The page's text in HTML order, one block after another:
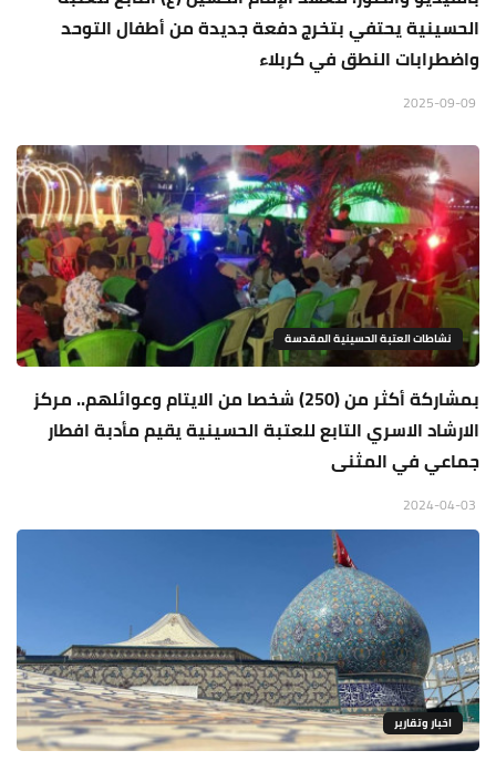
الحسينية يحتفي بتخرج دفعة جديدة من أطفال التوحد
واضطرابات النطق في كربلاء
نشاطات العتبة الحسينية المقدسة
بمشاركة أكثر من (250) شخصا من الايتام وعوائلهم.. مركز
الارشاد الاسري التابع للعتبة الحسينية يقيم مأدبة افطار
جماعي في المثنى
اخبار وتقارير